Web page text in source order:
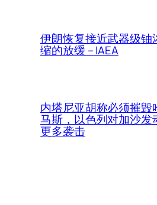
伊朗恢复接近武器级铀
缩的放缓 – IAEA
内塔尼亚胡称必须摧毁
马斯，以色列对加沙发
更多袭击